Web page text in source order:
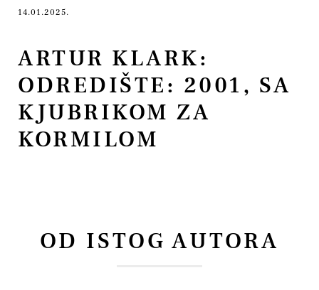
14.01.2025.
ARTUR KLARK:
ODREDIŠTE: 2001, SA
KJUBRIKOM ZA
KORMILOM
OD ISTOG AUTORA